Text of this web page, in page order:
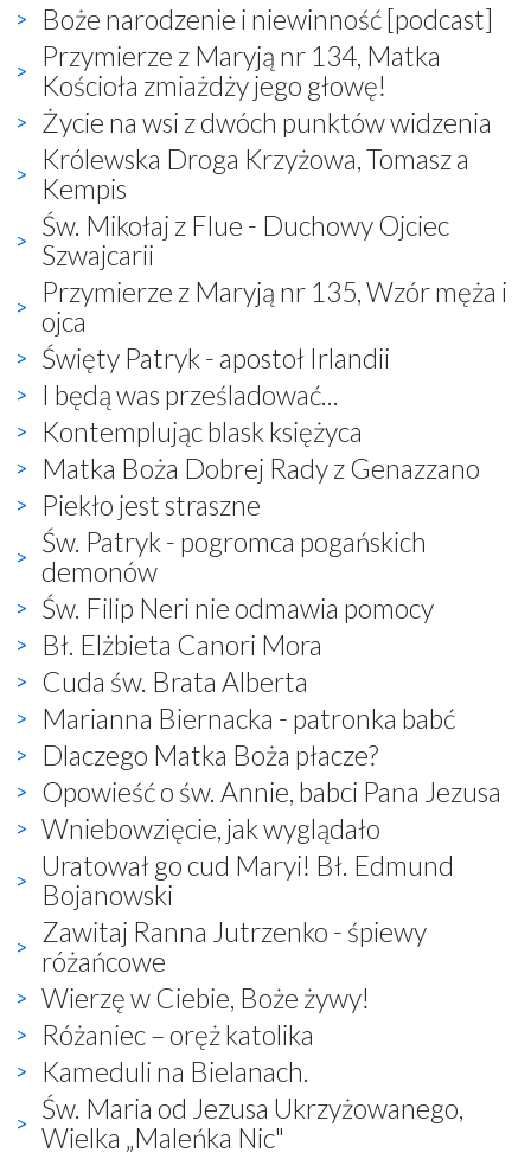
Boże narodzenie i niewinność [podcast]
Przymierze z Maryją nr 134, Matka
Kościoła zmiażdży jego głowę!
Życie na wsi z dwóch punktów widzenia
Królewska Droga Krzyżowa, Tomasz a
Kempis
Św. Mikołaj z Flue - Duchowy Ojciec
Szwajcarii
Przymierze z Maryją nr 135, Wzór męża i
ojca
Święty Patryk - apostoł Irlandii
I będą was prześladować...
Kontemplując blask księżyca
Matka Boża Dobrej Rady z Genazzano
Piekło jest straszne
Św. Patryk - pogromca pogańskich
demonów
Św. Filip Neri nie odmawia pomocy
Bł. Elżbieta Canori Mora
Cuda św. Brata Alberta
Marianna Biernacka - patronka babć
Dlaczego Matka Boża płacze?
Opowieść o św. Annie, babci Pana Jezusa
Wniebowzięcie, jak wyglądało
Uratował go cud Maryi! Bł. Edmund
Bojanowski
Zawitaj Ranna Jutrzenko - śpiewy
różańcowe
Wierzę w Ciebie, Boże żywy!
Różaniec – oręż katolika
Kameduli na Bielanach.
Św. Maria od Jezusa Ukrzyżowanego,
Wielka „Maleńka Nic"